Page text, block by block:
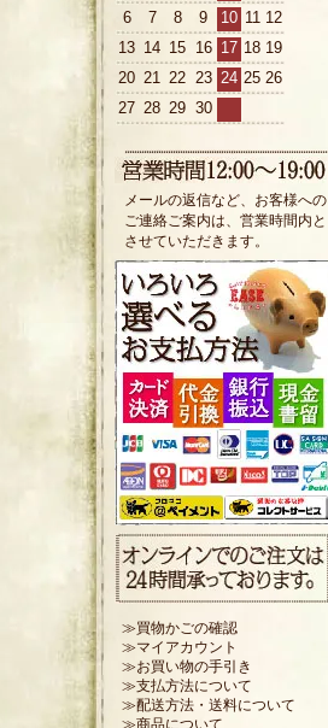
6
7 8 9 10 11 12
13 14 15 16 17 18 19
20 21 22 23 24 25 26
27 28 29 30
メールの返信など、お客様への
ご連絡ご案内は、営業時間内と
させていただきます。
≫買物かごの確認
≫マイアカウント
≫お買い物の手引き
≫支払方法について
≫配送方法・送料について
≫商品について